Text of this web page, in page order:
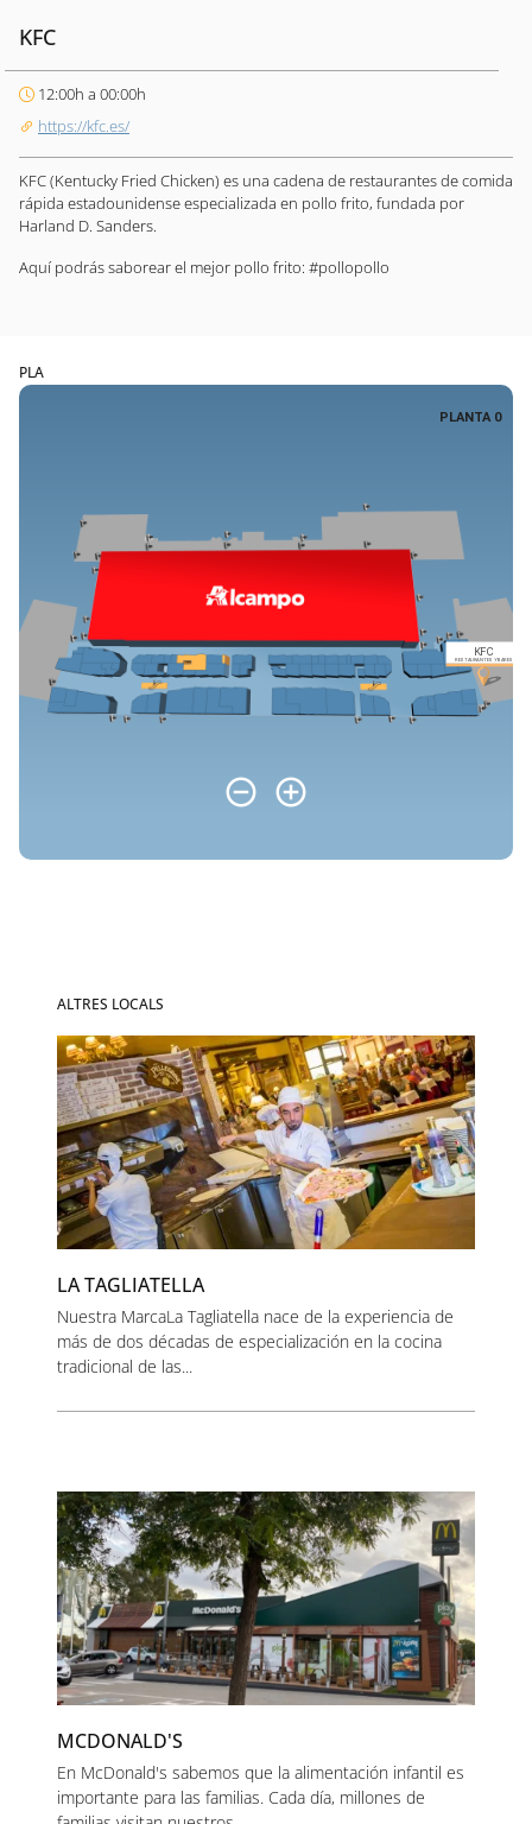
KFC
12:00h a 00:00h
https://kfc.es/
KFC (Kentucky Fried Chicken) es una cadena de restaurantes de comida
rápida estadounidense especializada en pollo frito, fundada por
Harland D. Sanders.
Aquí podrás saborear el mejor pollo frito: #pollopollo
PLA
ALTRES LOCALS
LA TAGLIATELLA
Nuestra MarcaLa Tagliatella nace de la experiencia de
más de dos décadas de especialización en la cocina
tradicional de las...
MCDONALD'S
En McDonald's sabemos que la alimentación infantil es
importante para las familias. Cada día, millones de